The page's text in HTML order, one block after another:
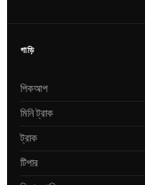
গাড়ি
পিকআপ
মিনি ট্রাক
ট্রাক
টিপার